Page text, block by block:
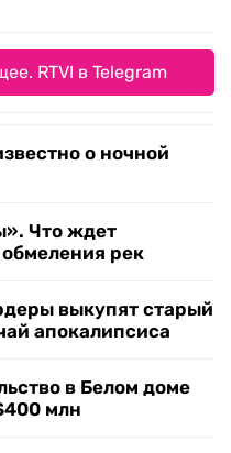
RTVI в Telegram
о ночной
Что ждет
рек
выкупят старый
апокалипсиса
в Белом доме
млн